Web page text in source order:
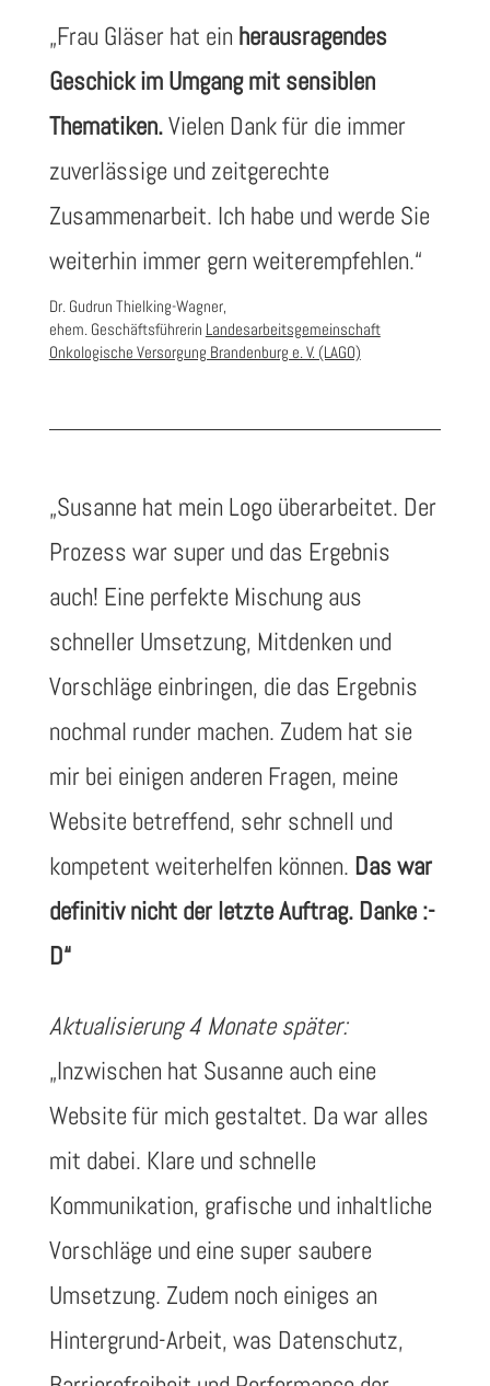
„Frau Gläser hat ein herausragendes
Geschick im Umgang mit sensiblen
Thematiken.Vielen Dank für die immer
zuverlässige und zeitgerechte
Zusammenarbeit. Ich habe und werde Sie
weiterhin immer gern weiterempfehlen.“
Dr. Gudrun Thielking-Wagner,
ehem. Geschäftsführerin Landesarbeitsgemeinschaft
Onkologische Versorgung Brandenburg e. V. (LAGO)
„Susanne hat mein Logo überarbeitet. Der
Prozess war super und das Ergebnis
auch! Eine perfekte Mischung aus
schneller Umsetzung, Mitdenken und
Vorschläge einbringen, die das Ergebnis
nochmal runder machen. Zudem hat sie
mir bei einigen anderen Fragen, meine
Website betreffend, sehr schnell und
kompetent weiterhelfen können. Das war
definitiv nicht der letzte Auftrag. Danke :-
D“
Aktualisierung 4 Monate später:
„Inzwischen hat Susanne auch eine
Website für mich gestaltet. Da war alles
mit dabei. Klare und schnelle
Kommunikation, grafische und inhaltliche
Vorschläge und eine super saubere
Umsetzung. Zudem noch einiges an
Hintergrund-Arbeit, was Datenschutz,